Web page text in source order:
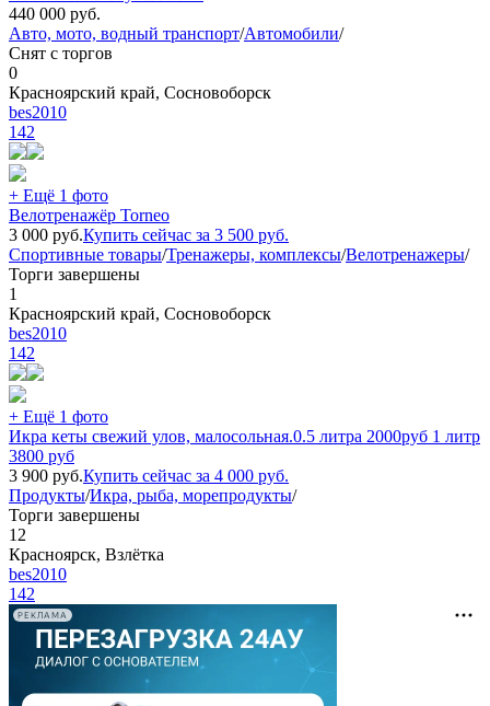
440 000 руб.
Авто, мото, водный транспорт/Автомобили/
Снят с торгов
0
Красноярский край, Сосновоборск
bes2010
142
+ Ещё 1 фото
Велотренажёр Torneo
3 000 руб.Купить сейчас за 3 500 руб.
Спортивные товары/Тренажеры, комплексы/Велотренажеры/
Торги завершены
1
Красноярский край, Сосновоборск
bes2010
142
+ Ещё 1 фото
Икра кеты свежий улов, малосольная.0.5 литра 2000руб 1 литр
3800 руб
3 900 руб.Купить сейчас за 4 000 руб.
Продукты/Икра, рыба, морепродукты/
Торги завершены
12
Красноярск, Взлётка
bes2010
142
РЕКЛАМА